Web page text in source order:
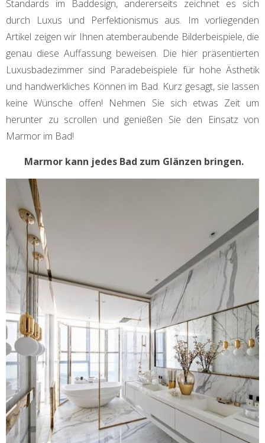
Standards im Baddesign, andererseits zeichnet es sich
durch Luxus und Perfektionismus aus. Im vorliegenden
Artikel zeigen wir Ihnen atemberaubende Bilderbeispiele, die
genau diese Auffassung beweisen. Die hier präsentierten
Luxusbadezimmer sind Paradebeispiele für hohe Ästhetik
und handwerkliches Können im Bad. Kurz gesagt, sie lassen
keine Wünsche offen! Nehmen Sie sich etwas Zeit um
herunter zu scrollen und genießen Sie den Einsatz von
Marmor im Bad!
Marmor kann jedes Bad zum Glänzen bringen.